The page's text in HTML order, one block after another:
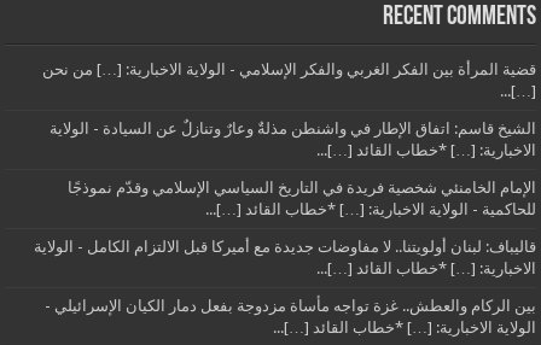
Recent Comments
قضية المرأة بين الفكر الغربي والفكر الإسلامي - الولاية الاخبارية: […] من نحن
[…]...
الشيخ قاسم: اتفاق الإطار في واشنطن مذلةٌ وعارٌ وتنازلٌ عن السيادة - الولاية
الاخبارية: […] *خطاب القائد […]...
الإمام الخامنئي شخصية فريدة في التاريخ السياسي الإسلامي وقدّم نموذجًا
للحاكمية - الولاية الاخبارية: […] *خطاب القائد […]...
قاليباف: لبنان أولويتنا.. لا مفاوضات جديدة مع أميركا قبل الالتزام الكامل - الولاية
الاخبارية: […] *خطاب القائد […]...
بين الركام والعطش.. غزة تواجه مأساة مزدوجة بفعل دمار الكيان الإسرائيلي -
الولاية الاخبارية: […] *خطاب القائد […]...